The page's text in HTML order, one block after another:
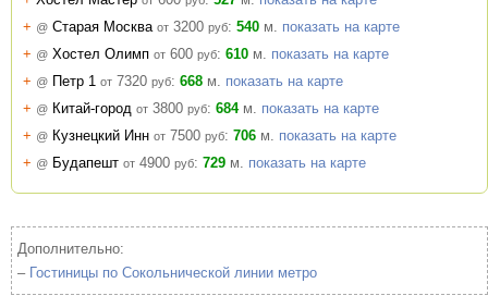
+ @ Старая Москва от 3200 руб: 540 м. показать на карте
+ @ Хостел Олимп от 600 руб: 610 м. показать на карте
+ @ Петр 1 от 7320 руб: 668 м. показать на карте
+ @ Китай-город от 3800 руб: 684м. показать на карте
+ @ Кузнецкий Инн от 7500 руб: 706 м. показать на карте
+ @ Будапешт от 4900 руб: 729 м. показать на карте
Дополнительно:
– Гостиницы по Сокольнической линии метро